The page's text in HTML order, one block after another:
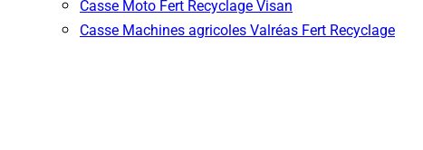
Casse Moto Fert Recyclage Visan
Casse Machines agricoles Valréas Fert Recyclage